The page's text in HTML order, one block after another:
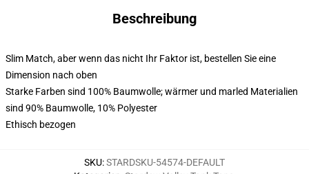
Beschreibung
Slim Match, aber wenn das nicht Ihr Faktor ist, bestellen Sie eine
Dimension nach oben
Starke Farben sind 100% Baumwolle; wärmer und marled Materialien
sind 90% Baumwolle, 10% Polyester
Ethisch bezogen
SKU:STARDSKU-54574-DEFAULT